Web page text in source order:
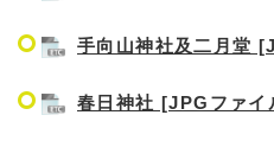
手向山神社及二月堂
春日神社 [JPGファ